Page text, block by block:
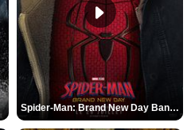
Spider-Man: Brand New Day Bande-annonce VO STFR